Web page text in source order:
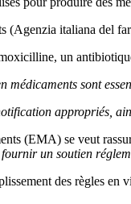
(Agenzia italiana del
un
médicaments sont
appropriés,
(EMA) se veut
un soutien
des règles en